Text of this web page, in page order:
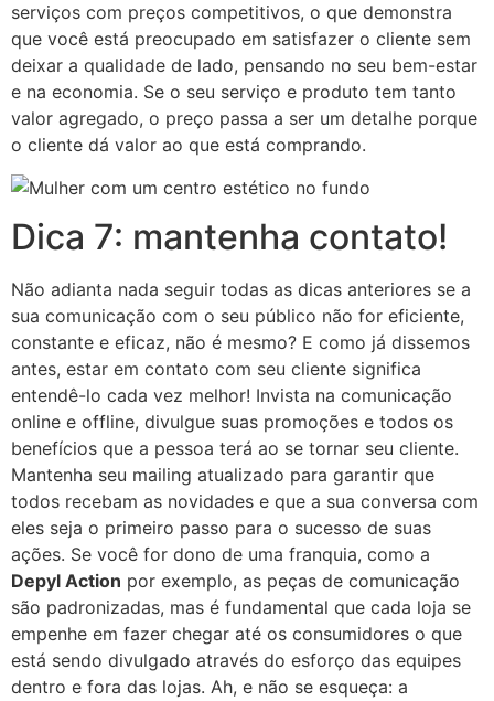
serviços com preços competitivos, o que demonstra
que você está preocupado em satisfazer o cliente sem
deixar a qualidade de lado, pensando no seu bem-estar
e na economia. Se o seu serviço e produto tem tanto
valor agregado, o preço passa a ser um detalhe porque
o cliente dá valor ao que está comprando.
Dica 7: mantenha contato!
Não adianta nada seguir todas as dicas anteriores se a
sua comunicação com o seu público não for eficiente,
constante e eficaz, não é mesmo? E como já dissemos
antes, estar em contato com seu cliente significa
entendê-lo cada vez melhor! Invista na comunicação
online e offline, divulgue suas promoções e todos os
benefícios que a pessoa terá ao se tornar seu cliente.
Mantenha seu mailing atualizado para garantir que
todos recebam as novidades e que a sua conversa com
eles seja o primeiro passo para o sucesso de suas
ações. Se você for dono de uma franquia, como a
Depyl Action por exemplo, as peças de comunicação
são padronizadas, mas é fundamental que cada loja se
empenhe em fazer chegar até os consumidores o que
está sendo divulgado através do esforço das equipes
dentro e fora das lojas. Ah, e não se esqueça: a